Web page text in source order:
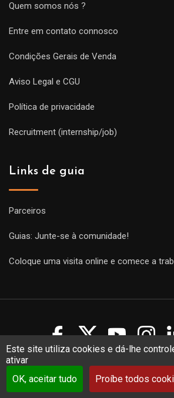
Este site utiliza cookies e dá-lhe
ativar
OK, aceitar tudo
Proíbe todos
Quem somos nós ?
Entre em contato connosco
Condições Gerais de Venda
Aviso Legal e CGU
Política de privacidade
Recruitment (internship/job)
Links de guia
Parceiros
Guias: Junte-se à comunidade!
Coloque uma visita online e comece a
Copyright Guides 2021. Tous droits
web sur mesurepar